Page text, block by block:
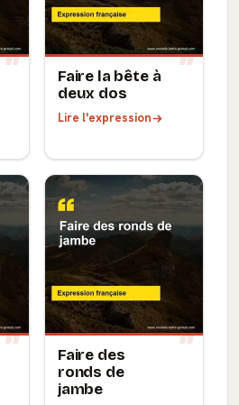
Faire la bête à
deux dos
Lire l'expression
Faire des
ronds de
jambe